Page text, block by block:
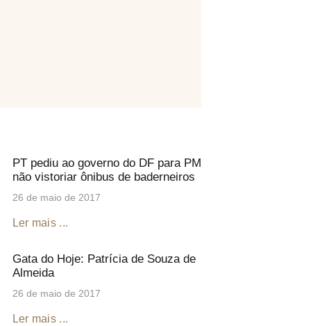
PT pediu ao governo do DF para PM
não vistoriar ônibus de baderneiros
26 de maio de 2017
Ler mais ...
Gata do Hoje: Patrícia de Souza de
Almeida
26 de maio de 2017
Ler mais ...